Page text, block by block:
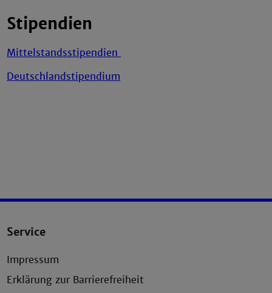
Stipendien
Mittelstandsstipendien
Deutschlandstipendium
Service
Impressum
Erklärung zur Barrierefreiheit